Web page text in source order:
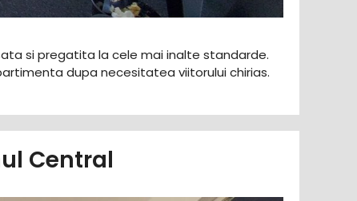
si pregatita la cele mai inalte standarde.
dupa necesitatea viitorului chirias.
Central